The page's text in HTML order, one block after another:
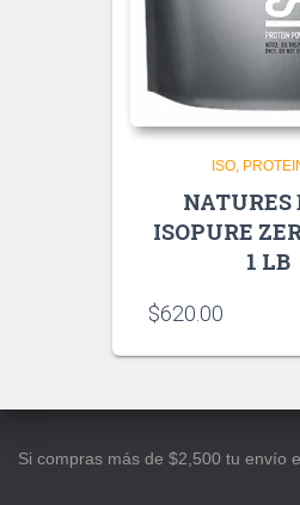
ISO
NATURES
ISOPURE
1 LB
$620.00
Si compras más de $2,500 tu envío